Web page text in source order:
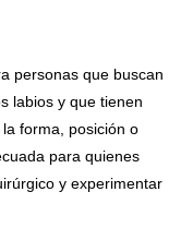
personas que buscan
labios y que tienen
forma, posición o
para quienes
y experimentar